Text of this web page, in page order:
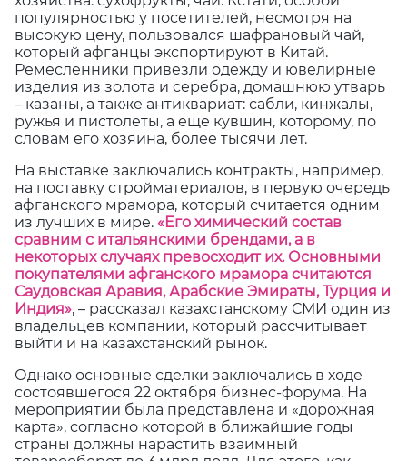
популярностью у посетителей, несмотря на
высокую цену, пользовался шафрановый чай,
который афганцы экспортируют в Китай.
Ремесленники привезли одежду и ювелирные
изделия из золота и серебра, домашнюю утварь
– казаны, а также антиквариат: сабли, кинжалы,
ружья и пистолеты, а еще кувшин, которому, по
словам его хозяина, более тысячи лет.
На выставке заключались контракты, например,
на поставку стройматериалов, в первую очередь
афганского мрамора, который считается одним
из лучших в мире. «Его химический состав
сравним с итальянскими брендами, а в
некоторых случаях превосходит их. Основными
покупателями афганского мрамора считаются
Саудовская Аравия, Арабские Эмираты, Турция и
Индия», – рассказал казахстанскому СМИ один из
владельцев компании, который рассчитывает
выйти и на казахстанский рынок.
Однако основные сделки заключались в ходе
состоявшегося 22 октября бизнес-форума. На
мероприятии была представлена и «дорожная
карта», согласно которой в ближайшие годы
страны должны нарастить взаимный